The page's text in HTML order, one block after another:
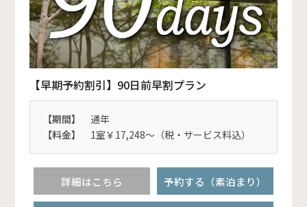
【早期予約割引】90日前早割プラン
【期間】
通年
【料金】
1室￥17,248～（税・サービス料込）
詳細はこちら 予約する（素泊まり）